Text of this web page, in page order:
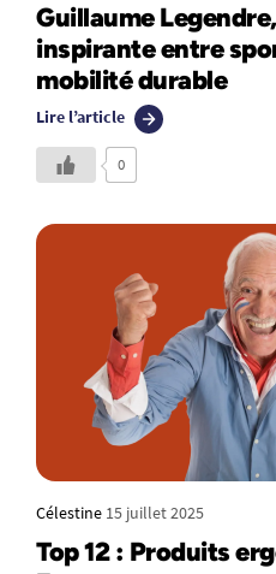
Guillaume
inspirante entre
mobilité durable
Lire l’article
0
Célestine 15 juillet 2025
Top 12 : Produits